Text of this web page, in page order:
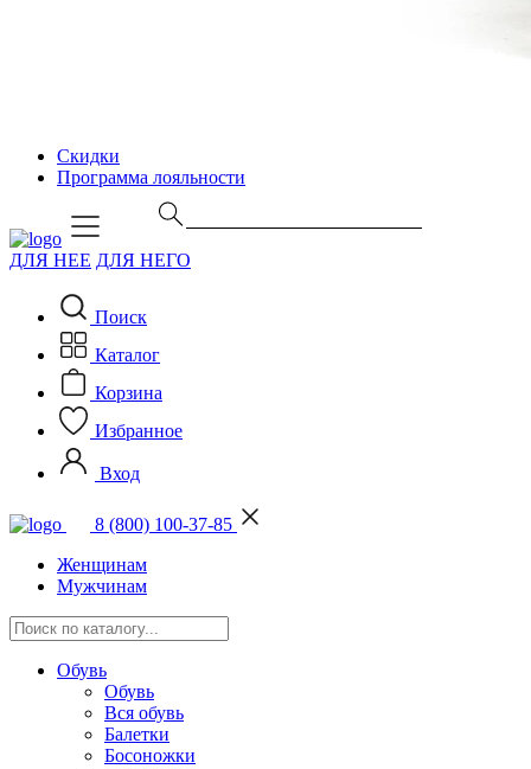
Скидки
Программа лояльности
ДЛЯ НЕЕ ДЛЯ НЕГО
Поиск
Каталог
Корзина
Избранное
Вход
8 (800) 100-37-85
Женщинам
Мужчинам
Обувь
Обувь
Вся обувь
Балетки
Босоножки